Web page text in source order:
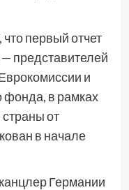
первый отчет
— представителей
и
в рамках
от
в начале
Германии